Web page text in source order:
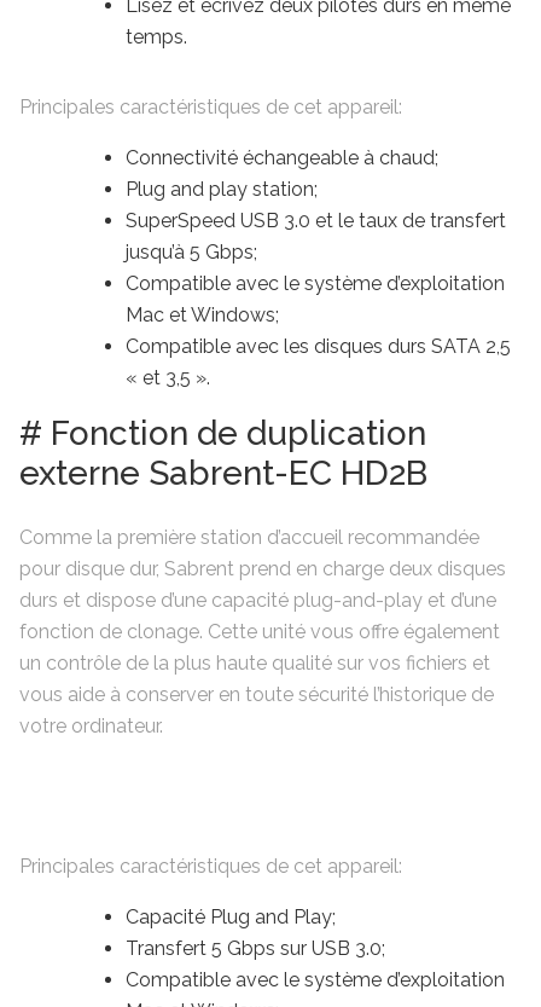
Lisez et écrivez deux pilotes durs en même
temps.
Principales caractéristiques de cet appareil:
Connectivité échangeable à chaud;
Plug and play station;
SuperSpeed ​​USB 3.0 et le taux de transfert
jusqu’à 5 Gbps;
Compatible avec le système d’exploitation
Mac et Windows;
Compatible avec les disques durs SATA 2,5
« et 3,5 ».
# Fonction de duplication
externe Sabrent-EC HD2B
Comme la première station d’accueil recommandée
pour disque dur, Sabrent prend en charge deux disques
durs et dispose d’une capacité plug-and-play et d’une
fonction de clonage. Cette unité vous offre également
un contrôle de la plus haute qualité sur vos fichiers et
vous aide à conserver en toute sécurité l’historique de
votre ordinateur.
Principales caractéristiques de cet appareil:
Capacité Plug and Play;
Transfert 5 Gbps sur USB 3.0;
Compatible avec le système d’exploitation